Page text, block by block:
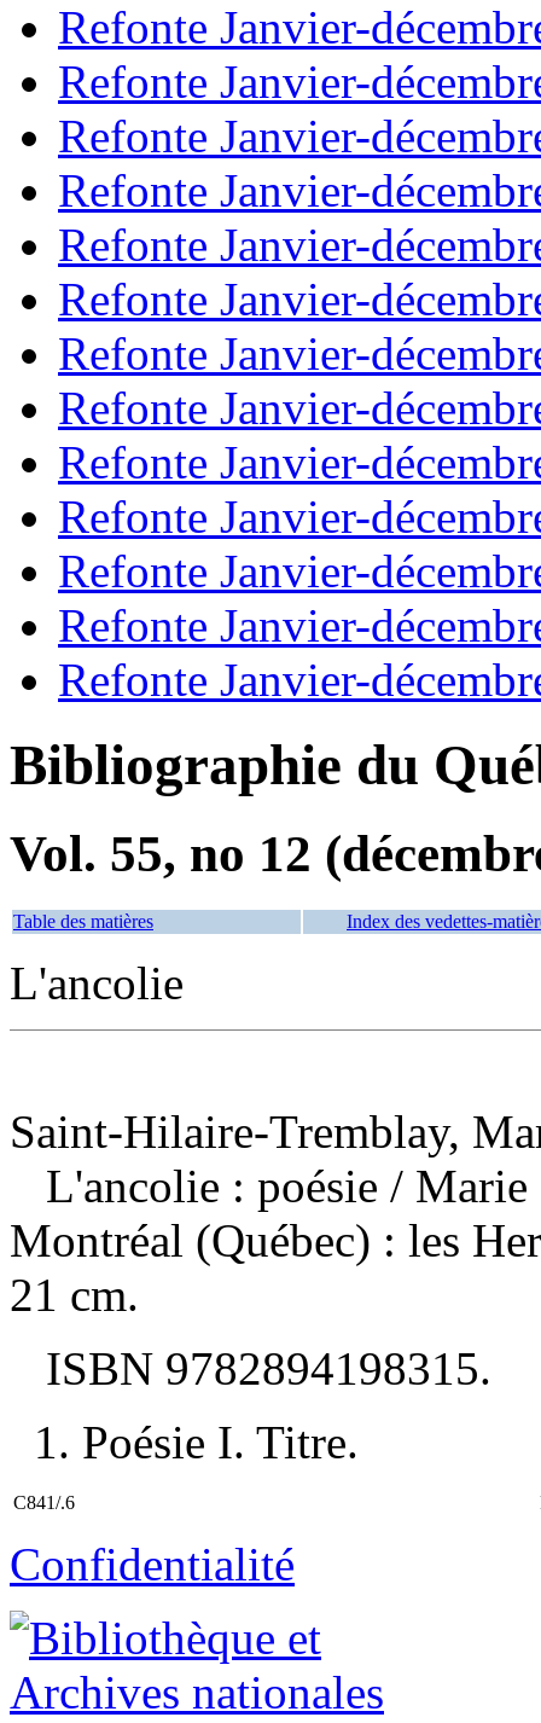
Refonte Janvier-
Refonte Janvier-
Refonte Janvier-
Refonte Janvier-
Refonte Janvier-
Refonte Janvier-
Refonte Janvier-
Refonte Janvier-
Refonte Janvier-
Refonte Janvier-
Refonte Janvier-
Refonte Janvier-
Refonte Janvier-
Bibliographie du
Vol. 55, no 12
Table des matières Index des vedettes-
L'ancolie
Saint-Hilaire-Tremblay,
L'ancolie : poésie /
Montréal (Québec) : les
21 cm.
ISBN 9782894198315.
1. Poésie I. Titre.
C841/.6
Confidentialité